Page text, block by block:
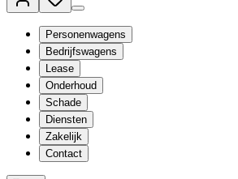
Personenwagens
Bedrijfswagens
Lease
Onderhoud
Schade
Diensten
Zakelijk
Contact